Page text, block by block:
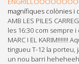
magnífiques colònies i
AMB LES PILES
les 16:30 com sempre
MARC I EL KARIM!!!!!!!
tingueu T-12 la
un nou barri heheheeh